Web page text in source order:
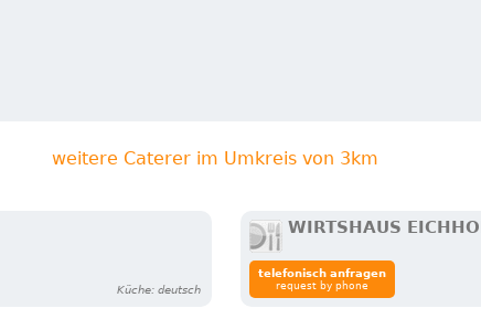
weitere Caterer im Umkreis von 3km
Küche: deutsch
WIRTSHAUS
telefonisch anfragen
request by phone